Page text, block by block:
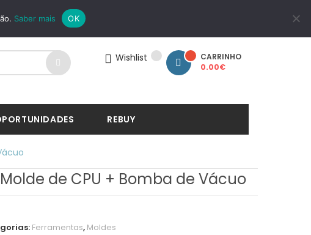
Wishlist
CARRINHO
0.00€
REBUY
de CPU + Bomba de Vácuo
Ferramentas, Moldes
Saber mais OK